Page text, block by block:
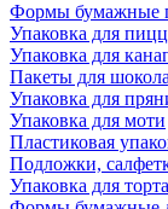
Формы бумажные
Упаковка для
Упаковка для
Пакеты для
Упаковка для
Упаковка для моти
Пластиковая
Подложки,
Упаковка для торта